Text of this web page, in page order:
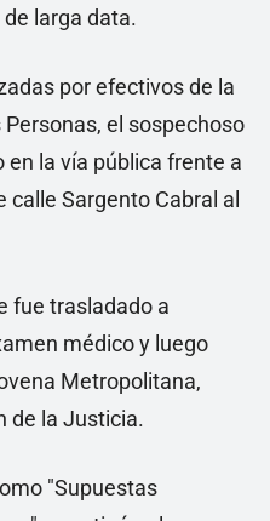
larga data.
por efectivos de la
el sospechoso
la vía pública frente a
Sargento Cabral al
fue trasladado a
médico y luego
Metropolitana,
de la Justicia.
"Supuestas